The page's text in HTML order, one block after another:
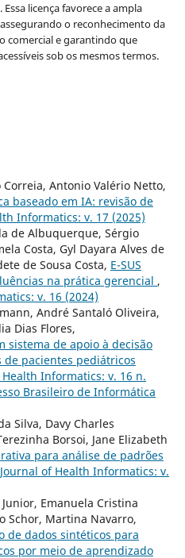
licença favorece a ampla
o reconhecimento da
comercial e garantindo que
sob os mesmos termos.
Correia, Antonio Valério Netto,
baseado em IA: revisão de
Informatics: v. 17 (2025)
de Albuquerque, Sérgio
Costa, Gyl Dayara Alves de
de Sousa Costa, E-SUS
na prática gerencial ,
v. 16 (2024)
André Santaló Oliveira,
Dias Flores,
sistema de apoio à decisão
pacientes pediátricos
Health Informatics: v. 16 n.
Brasileiro de Informática
Silva, Davy Charles
Borsoi, Jane Elizabeth
para análise de padrões
Journal of Health Informatics: v.
Emanuela Cristina
Schor, Martina Navarro,
de dados sintéticos para
por meio de aprendizado